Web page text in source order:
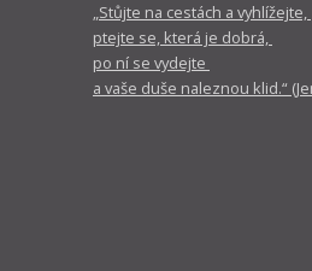
„Stůjte na cestách a vyhlížejte,
ptejte se, která je dobrá,
po ní se vydejte
a vaše duše naleznou klid.“